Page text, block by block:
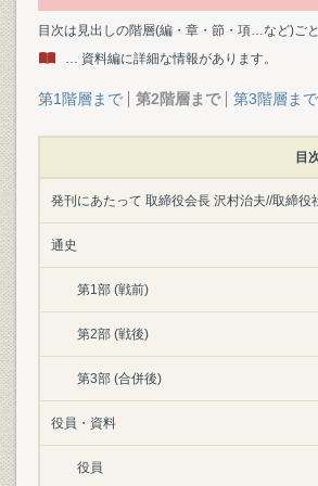
目次は見出しの階層(編・章・節・項…など)ご
… 資料編に詳細な情報があります。
第1階層まで 第2階層まで 第3階層まで
目
発刊にあたって 取締役会長 沢村治夫//取締役
通史
第1部 (戦前)
第2部 (戦後)
第3部 (合併後)
役員・資料
役員